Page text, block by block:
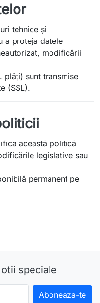
tehnice și
a proteja datele
modificării
plăți) sunt transmise
(SSL).
această politică
legislative sau
permanent pe
speciale